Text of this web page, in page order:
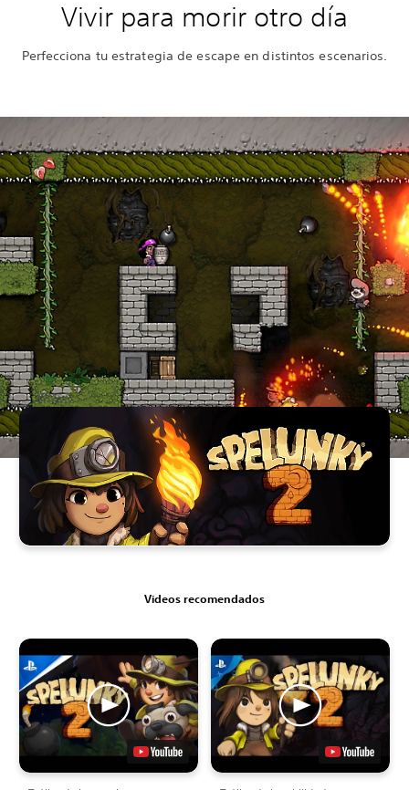
Vivir para morir otro día
Perfecciona tu estrategia de escape en distintos escenarios.
Videos recomendados